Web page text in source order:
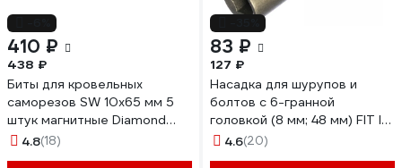
410 ₽
438 ₽
Биты для кровельных
саморезов SW 10x65 мм 5
штук магнитные Diamond
Industrial DIDSW10
4.8(18)
83 ₽
127 ₽
Насадка для шурупов и
болтов с 6-гранной
головкой (8 мм; 48 мм) FIT IT
57938
4.6(20)